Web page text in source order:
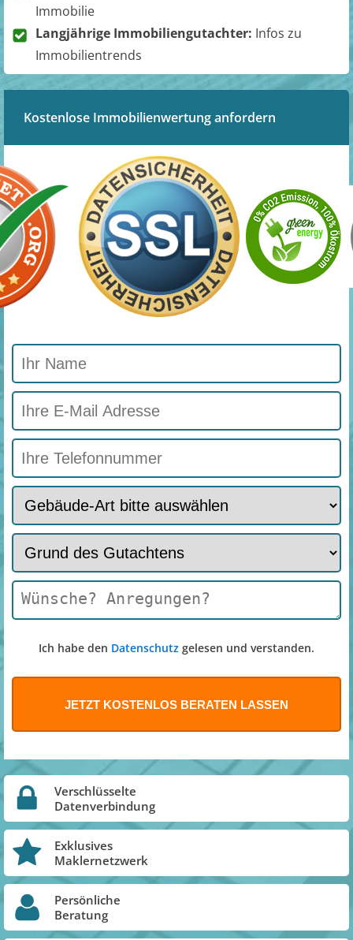
Immobilie
Langjährige Immobiliengutachter: Infos zu
Immobilientrends
Kostenlose Immobilienwertung anfordern
Ich habe den Datenschutz gelesen und verstanden.
Verschlüsselte
Datenverbindung
Exklusives
Maklernetzwerk
Persönliche
Beratung